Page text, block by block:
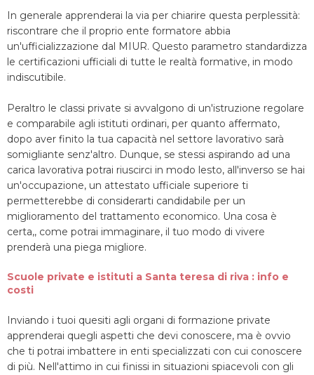
In generale apprenderai la via per chiarire questa perplessità:
riscontrare che il proprio ente formatore abbia
un'ufficializzazione dal MIUR. Questo parametro standardizza
le certificazioni ufficiali di tutte le realtà formative, in modo
indiscutibile.
Peraltro le classi private si avvalgono di un'istruzione regolare
e comparabile agli istituti ordinari, per quanto affermato,
dopo aver finito la tua capacità nel settore lavorativo sarà
somigliante senz'altro. Dunque, se stessi aspirando ad una
carica lavorativa potrai riuscirci in modo lesto, all'inverso se hai
un'occupazione, un attestato ufficiale superiore ti
permetterebbe di considerarti candidabile per un
miglioramento del trattamento economico. Una cosa è
certa,, come potrai immaginare, il tuo modo di vivere
prenderà una piega migliore.
Scuole private e istituti a Santa teresa di riva : info e
costi
Inviando i tuoi quesiti agli organi di formazione private
apprenderai quegli aspetti che devi conoscere, ma è ovvio
che ti potrai imbattere in enti specializzati con cui conoscere
di più. Nell'attimo in cui finissi in situazioni spiacevoli con gli